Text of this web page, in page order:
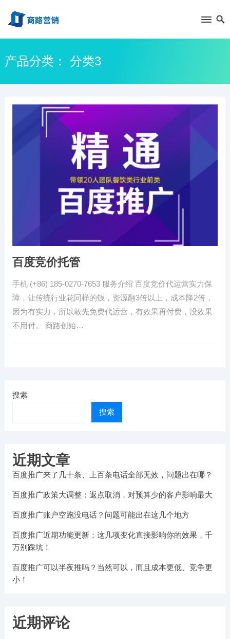
产品分类： 分类3
百度竞价托管
手机 (+86) 185-0270-7653 服务介绍 百度竞价代运营实力保
障，让传统行业花同样的钱，资源翻3倍以上，成本降2倍，
因为有实力，所以敢先免费代运营，有效果再付费，没效果
不用付。 商路创始…
搜索
搜索
近期文章
百度推广来了几十条、上百条电话全部无效，问题出在哪？
百度推广政策大调整：返点取消，对预算少的客户影响最大
百度推广账户空跑没电话？问题可能出在这几个地方
百度推广近期功能更新：这几项变化直接影响你的效果，千
万别踩坑！
百度推广可以半夜推吗？当然可以，而且成本更低、竞争更
小！
近期评论